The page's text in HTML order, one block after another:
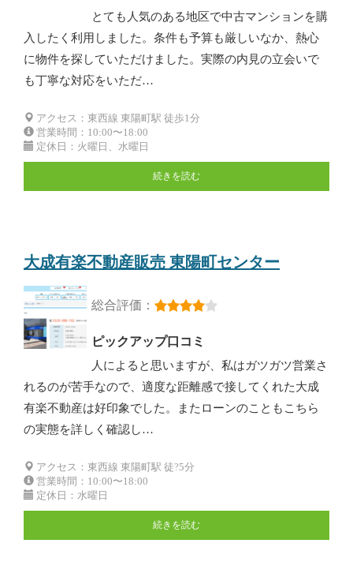
とても人気のある地区で中古マンションを購
入したく利用しました。条件も予算も厳しいなか、熱心
に物件を探していただけました。実際の内見の立会いで
も丁寧な対応をいただ…
アクセス：東西線 東陽町駅 徒歩1分
営業時間：10:00〜18:00
定休日：火曜日、水曜日
続きを読む
大成有楽不動産販売 東陽町センター
総合評価：
ピックアップ口コミ
人によると思いますが、私はガツガツ営業さ
れるのが苦手なので、適度な距離感で接してくれた大成
有楽不動産は好印象でした。またローンのこともこちら
の実態を詳しく確認し…
アクセス：東西線 東陽町駅 徒?5分
営業時間：10:00〜18:00
定休日：水曜日
続きを読む